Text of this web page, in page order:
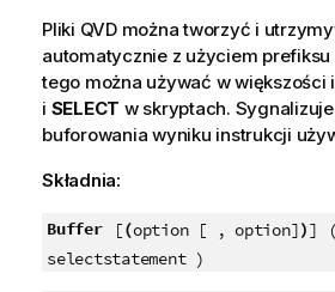
Pliki QVDmożna tworzyć i
automatycznie z użyciem prefiksu
tego można używać w większości
i SELECT w skryptach.
buforowania wyniku instrukcji
Składnia:
Buffer [(option [ , option])] (
selectstatement )